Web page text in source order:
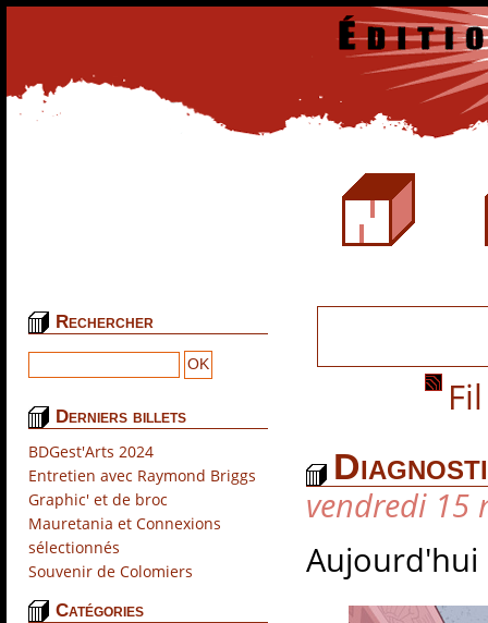
Rechercher
Derniers billets
BDGest'Arts 2024
Entretien avec Raymond Briggs
Graphic' et de broc
Mauretania et Connexions
sélectionnés
Souvenir de Colomiers
Catégories
vendredi 15
Aujourd'hui